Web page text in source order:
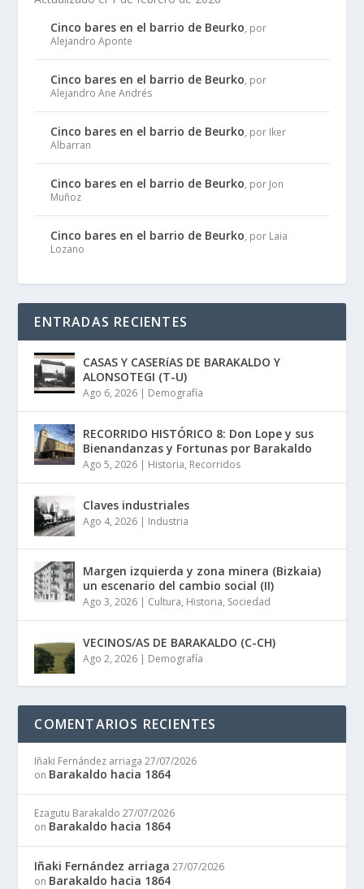
Cinco bares en el barrio de Beurko, por
Alejandro Aponte
Cinco bares en el barrio de Beurko, por
Alejandro Ane Andrés
Cinco bares en el barrio de Beurko, por Iker
Albarran
Cinco bares en el barrio de Beurko, por Jon
Muñoz
Cinco bares en el barrio de Beurko, por Laia
Lozano
ENTRADAS RECIENTES
CASAS Y CASERíAS DE BARAKALDO Y
ALONSOTEGI (T-U)
Ago 6, 2026 | Demografía
RECORRIDO HISTÓRICO 8: Don Lope y sus
Bienandanzas y Fortunas por Barakaldo
Ago 5, 2026 | Historia, Recorridos
Claves industriales
Ago 4, 2026 | Industria
Margen izquierda y zona minera (Bizkaia)
un escenario del cambio social (II)
Ago 3, 2026 | Cultura, Historia, Sociedad
VECINOS/AS DE BARAKALDO (C-CH)
Ago 2, 2026 | Demografía
COMENTARIOS RECIENTES
Iñaki Fernández arriaga 27/07/2026
on Barakaldo hacia 1864
Ezagutu Barakaldo 27/07/2026
on Barakaldo hacia 1864
Iñaki Fernández arriaga 27/07/2026
on Barakaldo hacia 1864